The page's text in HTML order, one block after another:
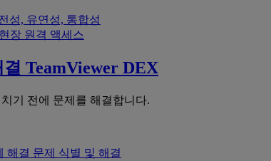
성, 유연성, 통합성
장 원격 액세스
TeamViewer DEX
기 전에 문제를 해결합니다.
해결 문제 식별 및 해결